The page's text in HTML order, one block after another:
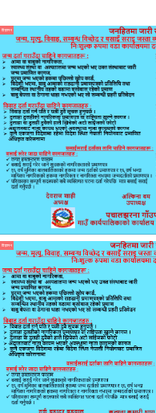
विज्ञापन
विज्ञापन